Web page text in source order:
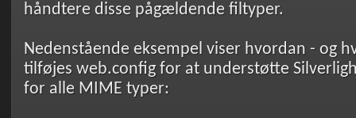
håndtere disse pågældende filtyper.
Nedenstående eksempel viser hvordan - og
tilføjes web.config for at understøtte
for alle MIME typer: